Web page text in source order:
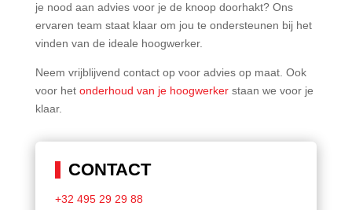
je nood aan advies voor je de knoop doorhakt? Ons
ervaren team staat klaar om jou te ondersteunen bij het
vinden van de ideale hoogwerker.
Neem vrijblijvend contact op voor advies op maat. Ook
voor het onderhoud van je hoogwerkerstaan we voor je
klaar.
CONTACT
+32 495 29 29 88